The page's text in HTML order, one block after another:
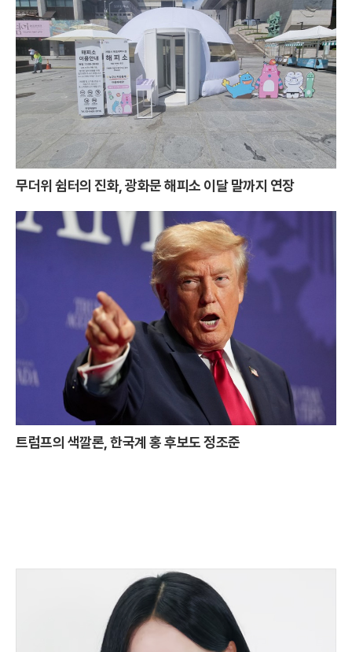
무더위 쉼터의 진화, 광화문 해피소 이달 말까지 연장
트럼프의 색깔론, 한국계 홍 후보도 정조준